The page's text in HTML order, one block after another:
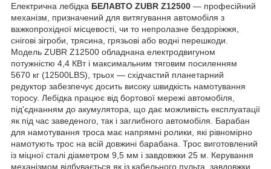
Електрична лебідка БЕЛАВТО ZUBR Z12500 — професійний
механізм, призначений для витягування автомобіля з
важкопрохідної місцевості, чи то непролазне бездоріжжя,
снігові зігроби, трясина, грязьові або водні перешкоди.
Модель ZUBR Z12500 обладнана електродвигуном
потужністю 4,4 КВт і максимальним тяговим посиленням
5670 кг (12500LBS), трьох — східчастий планетарний
редуктор забезпечує досить високу швидкість намотування
торосу. Лебідка працює від бортової мережі автомобіля,
під'єднанням до акумулятора, що дає можливість експлуатації
як під час заведеного, так і заглибного автомобіля. Барабан
для намотування троса має напрямні ролики, які рівномірно
намотують трос на всій довжині барабана. Трос виготовлений
із міцної сталі діаметром 9,5 мм і завдовжки 25 м. Керування
механізмом відбувається як із кабельного пульта, завдовжки